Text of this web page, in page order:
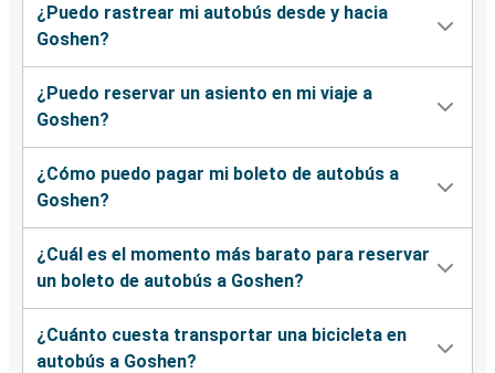
¿Puedo rastrear mi autobús desde y hacia
Goshen?
¿Puedo reservar un asiento en mi viaje a
Goshen?
¿Cómo puedo pagar mi boleto de autobús a
Goshen?
¿Cuál es el momento más barato para reservar
un boleto de autobús a Goshen?
¿Cuánto cuesta transportar una bicicleta en
autobús a Goshen?